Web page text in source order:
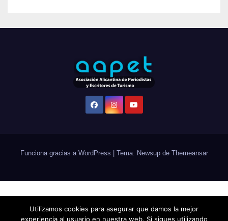
Funciona gracias a WordPress Tema: Newsup de Themeansar
Utilizamos cookies para asegurar que damos la mejor
experiencia al usuario en nuestra web. Si sigues utilizando